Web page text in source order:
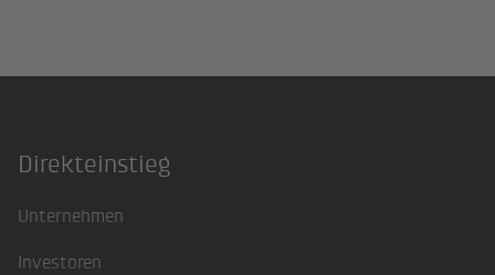
Footer
Direkteinstieg
Unternehmen
Investoren